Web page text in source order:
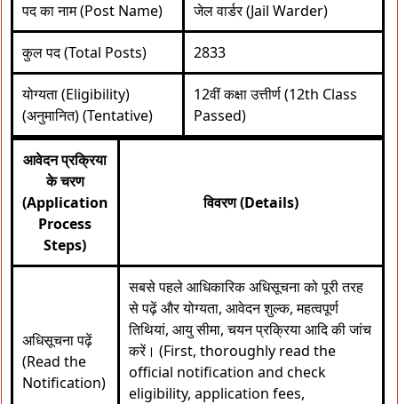
पद का नाम (Post Name) जेल वार्डर (Jail Warder)
कुल पद (Total Posts) 2833
योग्यता (Eligibility)
(अनुमानित) (Tentative)
12वीं कक्षा उत्तीर्ण (12th Class
Passed)
आवेदन प्रक्रिया
के चरण
(Application
Process
Steps)
विवरण (Details)
अधिसूचना पढ़ें
(Read the
Notification)
सबसे पहले आधिकारिक अधिसूचना को पूरी तरह
से पढ़ें और योग्यता, आवेदन शुल्क, महत्वपूर्ण
तिथियां, आयु सीमा, चयन प्रक्रिया आदि की जांच
करें। (First, thoroughly read the
official notification and check
eligibility, application fees,